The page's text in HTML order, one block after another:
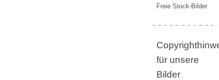
Freie Stock-Bilder
für unsere
Bilder